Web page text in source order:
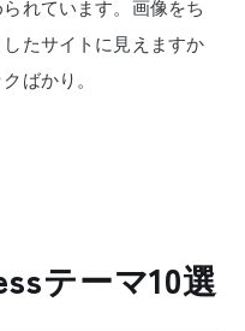
れています。画像をち
たサイトに見えますか
ばかり。
テーマ10選